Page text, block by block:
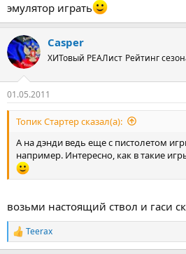
эмулятор играть
Casper
ХИТовый РЕАЛист Рейтинг
01.05.2011
Топик Стартер сказал(а):
А на дэнди ведь еще с пистолетом
например. Интересно, как в такие
возьми настоящий ствол и гаси
Р
е
Teerax